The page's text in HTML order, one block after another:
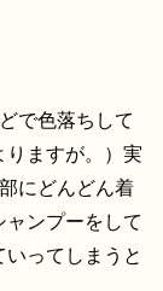
で色落ちして
りますが。）実
にどんどん着
ンプーをして
ってしまうと